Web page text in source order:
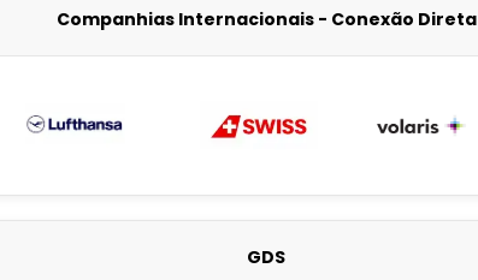
Companhias Internacionais - Conexão Direta
GDS